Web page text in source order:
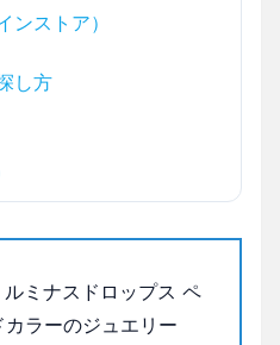
ンストア）
し方
ミナスドロップス ペ
ラーのジュエリー